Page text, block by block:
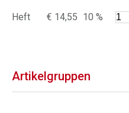
Heft € 14,55 10 %
Artikelgruppen